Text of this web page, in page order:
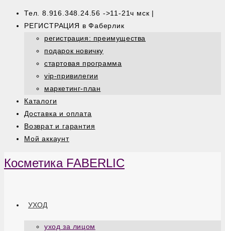
Тел. 8.916.348.24.56 ->11-21ч мск |
РЕГИСТРАЦИЯ в Фаберлик
регистрация: преимущества
подарок новичку
стартовая программа
vip-привилегии
маркетинг-план
Каталоги
Доставка и оплата
Возврат и гарантия
Мой аккаунт
Косметика FABERLIC
УХОД
уход за лицом